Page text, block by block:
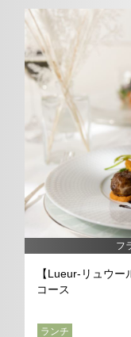
フランス料理「エス
ュウール】メイン料理